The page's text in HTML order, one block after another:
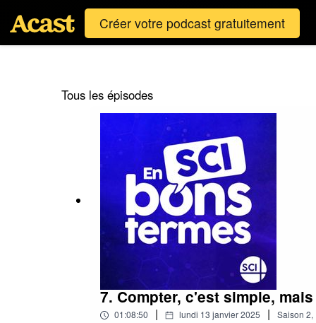
Créer votre podcast gratuitement
Tous les épisodes
7. Compter, c'est simple,
01:08:50 | lundi 13 janvier 2025 | Saison 2,